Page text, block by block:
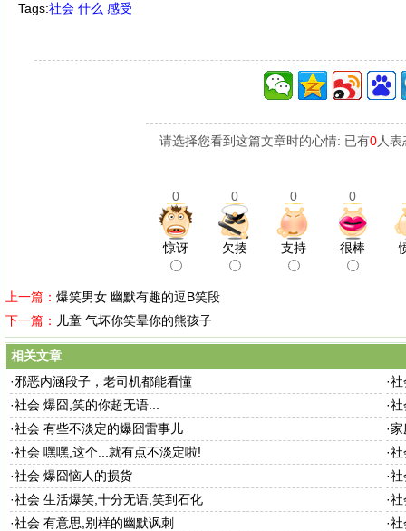
Tags:社会 什么 感受
请选择您看到这篇文章时的心情: 已有0人
0 0 0 0
惊讶 欠揍 支持 很棒
上一篇： 爆笑男女 幽默有趣的逗B笑段
下一篇： 儿童 气坏你笑晕你的熊孩子
相关文章
·邪恶内涵段子，老司机都能看懂 ·社
·社会 爆囧,笑的你超无语... ·社
·社会 有些不淡定的爆囧雷事儿 ·家
·社会 嘿嘿,这个...就有点不淡定啦! ·社
·社会 爆囧恼人的损货 ·社
·社会 生活爆笑,十分无语,笑到石化 ·社
·社会 有意思,别样的幽默讽刺 ·社